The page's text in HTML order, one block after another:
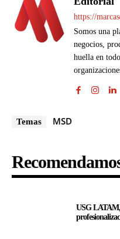
https://
Somos una
negocios,
huella en
Temas MSD
USG